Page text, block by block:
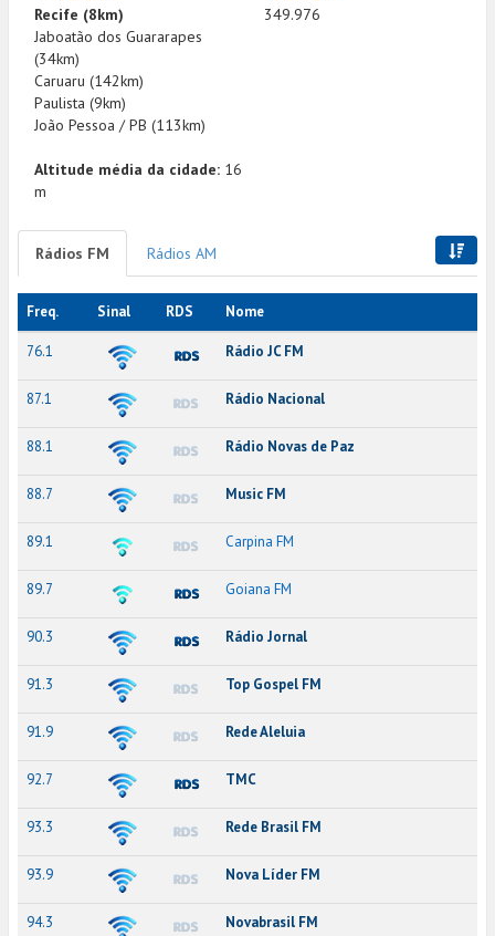
Recife (8km)
Jaboatão dos Guararapes
(34km)
Caruaru (142km)
Paulista (9km)
João Pessoa / PB (113km)
Altitude média da cidade: 16
m
349.976
Rádios FM Rádios AM
Freq. Sinal RDS Nome
76.1 Rádio JC FM
87.1 Rádio Nacional
88.1 Rádio Novas de Paz
88.7 Music FM
89.1 Carpina FM
89.7 Goiana FM
90.3 Rádio Jornal
91.3 Top Gospel FM
91.9 Rede Aleluia
92.7 TMC
93.3 Rede Brasil FM
93.9 Nova Líder FM
94.3 Novabrasil FM